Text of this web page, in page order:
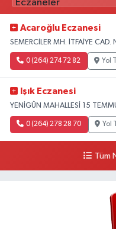
Acaroğlu Eczanesi
SEMERCİLER MH. İTFAİYE CAD.
0 (264) 274 72 82 Yol
Işık Eczanesi
YENİGÜN MAHALLESİ 15
0 (264) 278 28 70 Yol
Tüm